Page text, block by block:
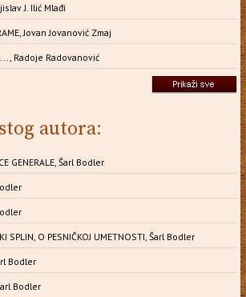
J. Ilić Mlađi
Jovan Jovanović Zmaj
Radoje Radovanović
autora:
GENERALE, Šarl Bodler
SPLIN, O PESNIČKOJ UMETNOSTI, Šarl Bodler
Bodler
Bodler